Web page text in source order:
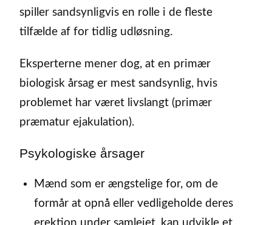
spiller sandsynligvis en rolle i de fleste
tilfælde af for tidlig udløsning.
Eksperterne mener dog, at en primær
biologisk årsag er mest sandsynlig, hvis
problemet har været livslangt (primær
præmatur ejakulation).
Psykologiske årsager
Mænd som er ængstelige for, om de
formår at opnå eller vedligeholde deres